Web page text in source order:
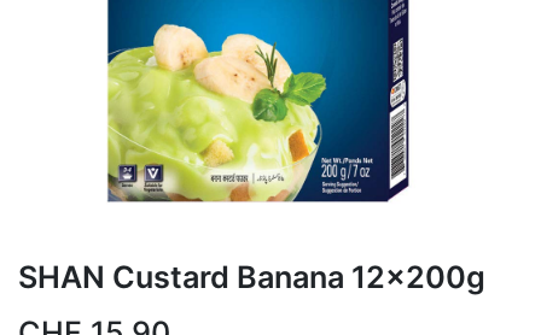
SHAN Custard Banana 12x200g